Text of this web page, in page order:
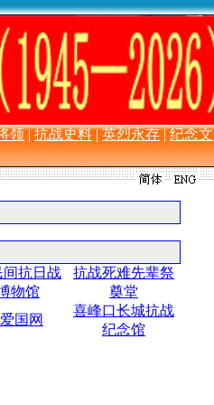
领|抗战史料|英烈永存|纪念文
间抗日战
物馆
抗战死难先辈祭
奠堂
国网
喜峰口长城抗战
纪念馆